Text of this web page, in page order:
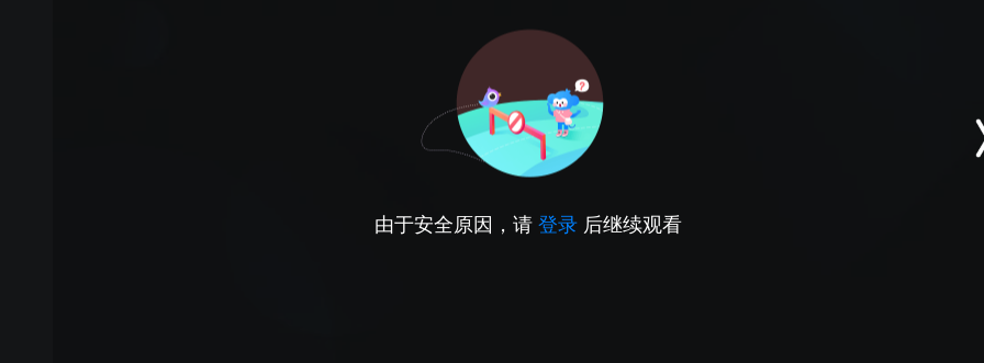
由于安全原因，请 登录 后继续观看